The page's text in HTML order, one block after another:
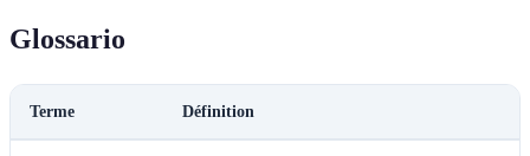
Glossario
Terme Définition